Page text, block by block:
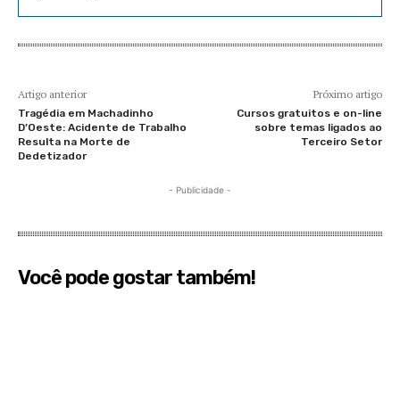
Artigo anterior
Tragédia em Machadinho
D’Oeste: Acidente de Trabalho
Resulta na Morte de
Dedetizador
Próximo artigo
Cursos gratuitos e on-line
sobre temas ligados ao
Terceiro Setor
- Publicidade -
Você pode gostar também!